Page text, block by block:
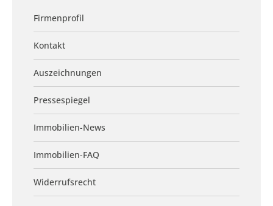
Firmenprofil
Kontakt
Auszeichnungen
Pressespiegel
Immobilien-News
Immobilien-FAQ
Widerrufsrecht